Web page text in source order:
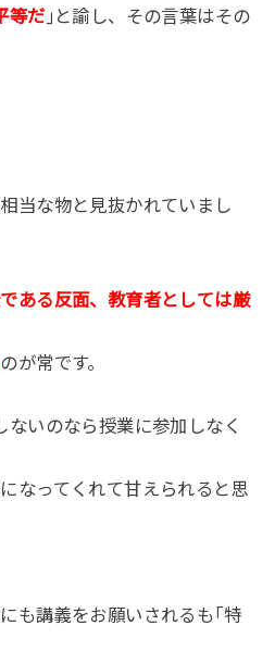
等だ｣と諭し、その言葉はその
当な物と見抜かれていまし
ある反面、教育者としては厳
のが常です。
ないのなら授業に参加しなく
なってくれて甘えられると思
も講義をお願いされるも｢特